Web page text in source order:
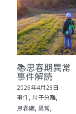
📚思春期異常
事件解読
2026年4月29日 ·
事件, 母子分離,
思春期, 異常,